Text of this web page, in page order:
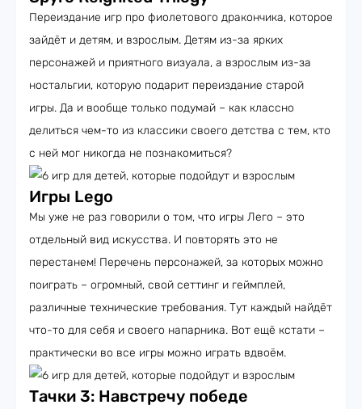
Переиздание игр про фиолетового дракончика, которое
зайдёт и детям, и взрослым. Детям из-за ярких
персонажей и приятного визуала, а взрослым из-за
ностальгии, которую подарит переиздание старой
игры. Да и вообще только подумай – как классно
делиться чем-то из классики своего детства с тем, кто
с ней мог никогда не познакомиться?
Игры Lego
Мы уже не раз говорили о том, что игры Лего – это
отдельный вид искусства. И повторять это не
перестанем! Перечень персонажей, за которых можно
поиграть – огромный, свой сеттинг и геймплей,
различные технические требования. Тут каждый найдёт
что-то для себя и своего напарника. Вот ещё кстати –
практически во все игры можно играть вдвоём.
Тачки 3: Навстречу победе